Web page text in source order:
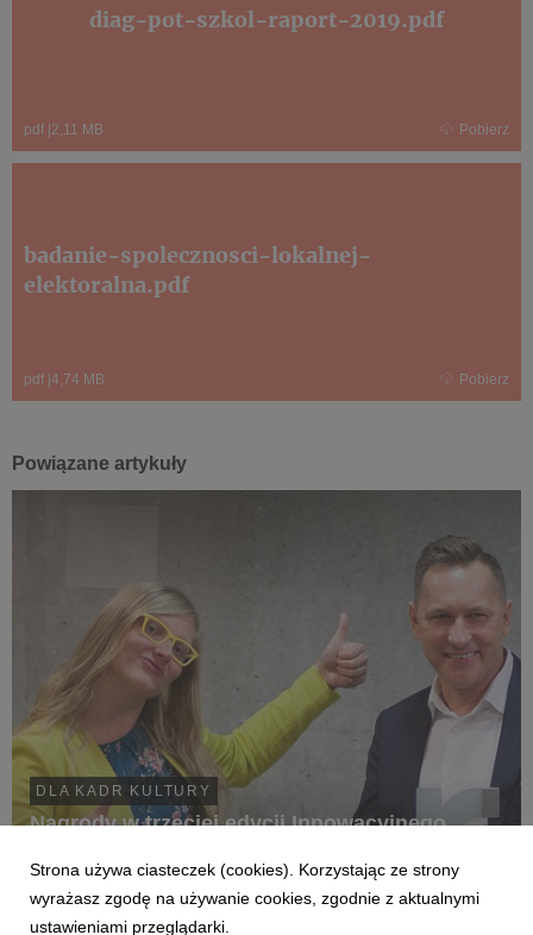
diag-pot-szkol-raport-2019.pdf
pdf 2,11 MB Pobierz
badanie-spolecznosci-lokalnej-
elektoralna.pdf
pdf 4,74 MB Pobierz
Powiązane artykuły
DLA KADR KULTURY
Nagrody w trzeciej edycji Innowacyjnego
14 października 2019
11 października w Muzeum Sportu i Turystyki w
Strona używa ciasteczek (cookies). Korzystając ze strony
wyrażasz zgodę na używanie cookies, zgodnie z aktualnymi
ustawieniami przeglądarki.